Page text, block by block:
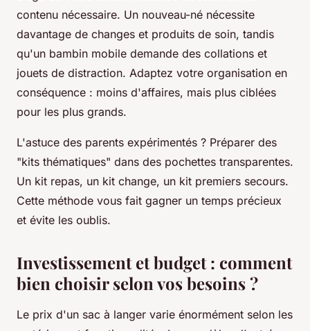
contenu nécessaire. Un nouveau-né nécessite
davantage de changes et produits de soin, tandis
qu'un bambin mobile demande des collations et
jouets de distraction. Adaptez votre organisation en
conséquence : moins d'affaires, mais plus ciblées
pour les plus grands.
L'astuce des parents expérimentés ? Préparer des
"kits thématiques" dans des pochettes transparentes.
Un kit repas, un kit change, un kit premiers secours.
Cette méthode vous fait gagner un temps précieux
et évite les oublis.
Investissement et budget : comment
bien choisir selon vos besoins ?
Le prix d'un sac à langer varie énormément selon les